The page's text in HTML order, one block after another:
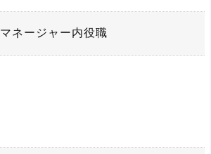
マネージャー内役職